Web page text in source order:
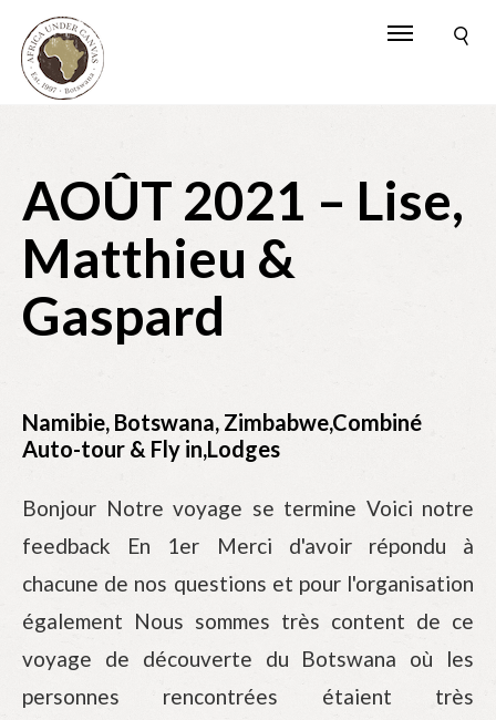
AOÛT 2021 – Lise,
Matthieu &
Gaspard
Namibie, Botswana, Zimbabwe,Combiné
Auto-tour & Fly in,Lodges
Bonjour Notre voyage se termine Voici notre
feedback En 1er Merci d'avoir répondu à
chacune de nos questions et pour l'organisation
également Nous sommes très content de ce
voyage de découverte du Botswana où les
personnes rencontrées étaient très